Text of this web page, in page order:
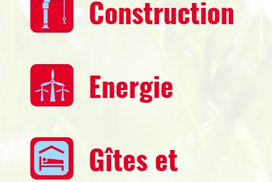
Construction
Energie
Gîtes et